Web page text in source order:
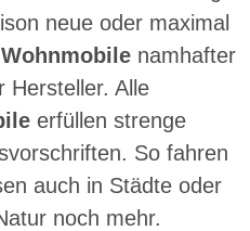
neue oder maximal
Wohnmobile namhafter
Hersteller. Alle
erfüllen strenge
So fahren
auch in Städte oder
noch mehr.